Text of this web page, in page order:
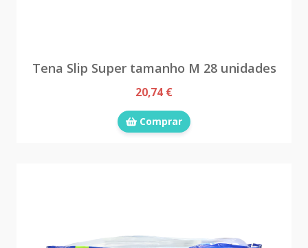
Tena Slip Super tamanho M 28 unidades
20,74 €
Comprar